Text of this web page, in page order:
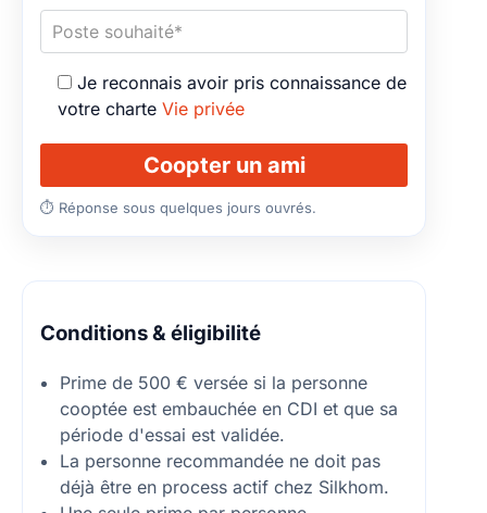
Je reconnais avoir pris connaissance de
votre charte Vie privée
⏱ Réponse sous quelques jours ouvrés.
Conditions & éligibilité
Prime de 500 € versée si la personne
cooptée est embauchée en CDI et que sa
période d'essai est validée.
La personne recommandée ne doit pas
déjà être en process actif chez Silkhom.